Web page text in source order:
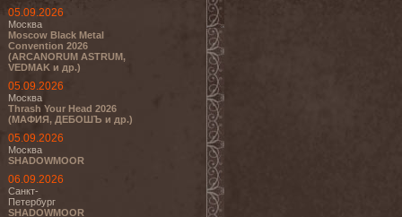
05.09.2026
Москва
Moscow Black Metal
Convention 2026
(ARCANORUM ASTRUM,
VEDMAK и др.)
05.09.2026
Москва
Thrash Your Head 2026
(МАФИЯ, ДЕБОШЪ и др.)
05.09.2026
Москва
SHADOWMOOR
06.09.2026
Санкт-
Петербург
SHADOWMOOR